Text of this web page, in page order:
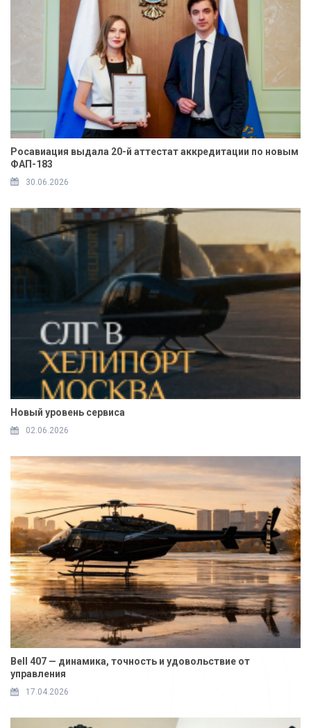
Росавиация выдала 20-й аттестат аккредитации по новым
ФАП-183
30.06.2026
Новый уровень сервиса
02.06.2026
Bell 407 — динамика, точность и удовольствие от
управления
17.04.2026